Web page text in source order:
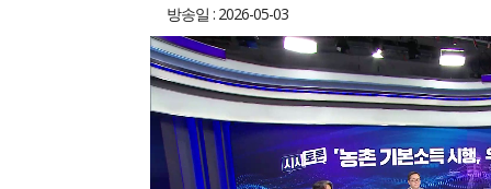
방송일 : 2026-05-03